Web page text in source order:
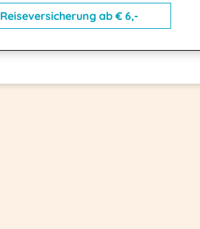
Reiseversicherung ab € 6,-